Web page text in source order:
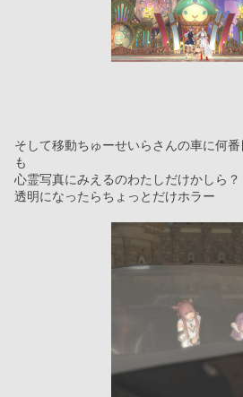
そして移動ちゅーせいらさんの車に何
も
心霊写真にみえるのわたしだけかしら？
透明になったらちょっとだけホラー